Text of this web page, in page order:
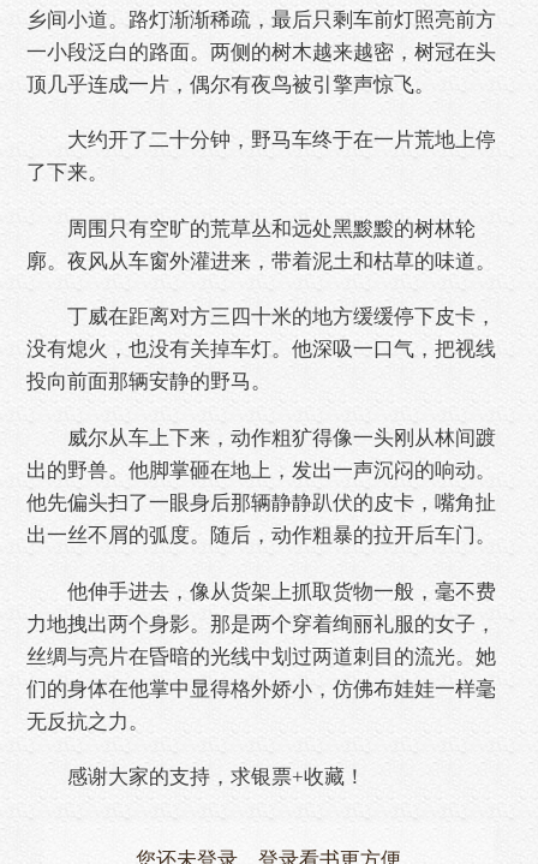
乡间小道。路灯渐渐稀疏，最后只剩车前灯照亮前方
一小段泛白的路面。两侧的树木越来越密，树冠在头
顶几乎连成一片，偶尔有夜鸟被引擎声惊飞。
大约开了二十分钟，野马车终于在一片荒地上停
了下来。
周围只有空旷的荒草丛和远处黑黢黢的树林轮
廓。夜风从车窗外灌进来，带着泥土和枯草的味道。
丁威在距离对方三四十米的地方缓缓停下皮卡，
没有熄火，也没有关掉车灯。他深吸一口气，把视线
投向前面那辆安静的野马。
威尔从车上下来，动作粗犷得像一头刚从林间踱
出的野兽。他脚掌砸在地上，发出一声沉闷的响动。
他先偏头扫了一眼身后那辆静静趴伏的皮卡，嘴角扯
出一丝不屑的弧度。随后，动作粗暴的拉开后车门。
他伸手进去，像从货架上抓取货物一般，毫不费
力地拽出两个身影。那是两个穿着绚丽礼服的女子，
丝绸与亮片在昏暗的光线中划过两道刺目的流光。她
们的身体在他掌中显得格外娇小，仿佛布娃娃一样毫
无反抗之力。
感谢大家的支持，求银票+收藏！